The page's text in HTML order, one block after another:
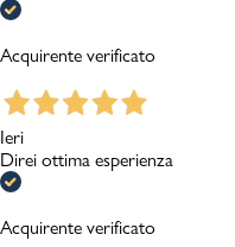
Acquirente verificato
Ieri
Direi ottima esperienza
Acquirente verificato